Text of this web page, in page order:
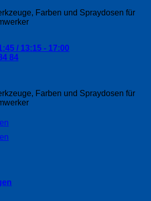
Farben und Spraydosen für
/ 13:15 - 17:00
84
Farben und Spraydosen für